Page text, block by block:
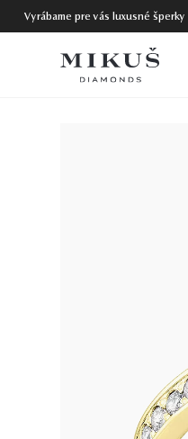
Vyrábame pre vás luxusné šperky